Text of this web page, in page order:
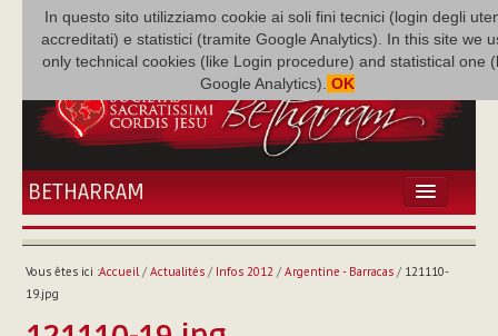
In questo sito utilizziamo cookie ai soli fini tecnici (login degli
accreditati) e statistici (tramite Google Analytics). In this site we
only technical cookies (like Login procedure) and statistical one
Google Analytics). OK
BETHARRAM
ACCUEIL
BÉTHARRAM
Vous êtes ici :Accueil/ Actualités/ Infos 2012 / Argentine - Barracas/ 121110-
19.jpg